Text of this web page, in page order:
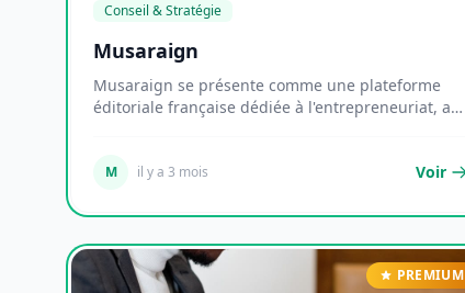
Conseil & Stratégie
Musaraign
Musaraign se présente comme une plateforme
éditoriale française dédiée à l'entrepreneuriat, aux
M il y a 3 mois Voir
PREMIUM